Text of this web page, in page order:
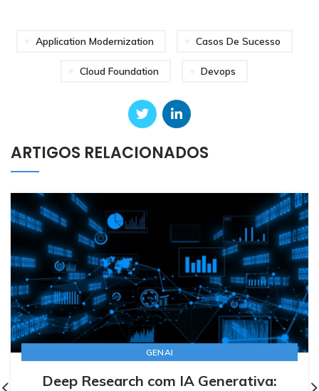
Application Modernization Casos De Sucesso
Cloud Foundation Devops
ARTIGOS RELACIONADOS
GENAI
Deep Research com IA Generativa: